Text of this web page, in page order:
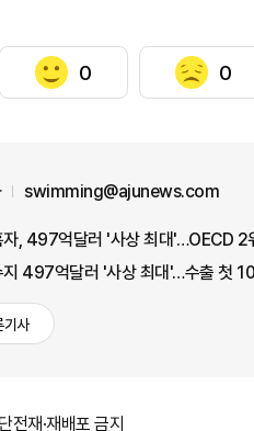
0 0
swimming@ajunews.com
자, 497억달러 '사상 최대'…OECD 2
지 497억달러 '사상 최대'…수출 첫
기사
전재·재배포 금지